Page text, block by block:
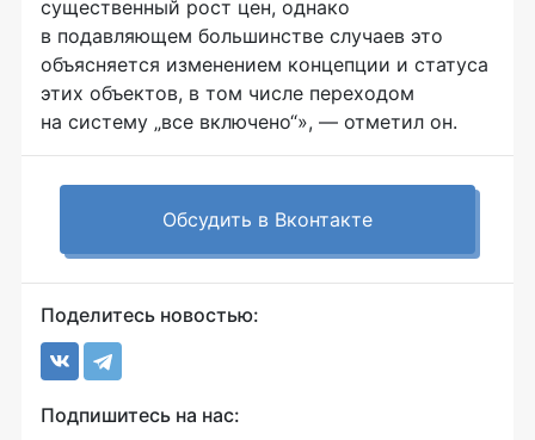
существенный рост цен, однако
в подавляющем большинстве случаев это
объясняется изменением концепции и статуса
этих объектов, в том числе переходом
на систему „все включено“», — отметил он.
Обсудить в Вконтакте
Поделитесь новостью:
Подпишитесь на нас: